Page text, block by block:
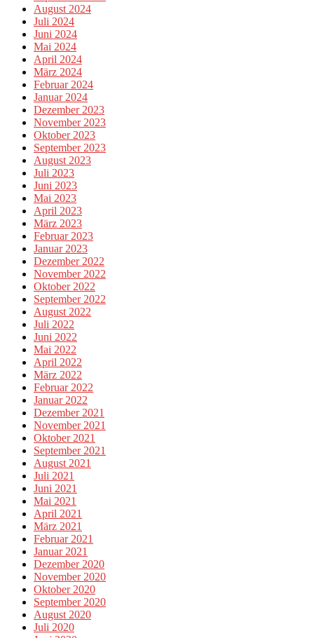
August 2024
Juli 2024
Juni 2024
Mai 2024
April 2024
März 2024
Februar 2024
Januar 2024
Dezember 2023
November 2023
Oktober 2023
September 2023
August 2023
Juli 2023
Juni 2023
Mai 2023
April 2023
März 2023
Februar 2023
Januar 2023
Dezember 2022
November 2022
Oktober 2022
September 2022
August 2022
Juli 2022
Juni 2022
Mai 2022
April 2022
März 2022
Februar 2022
Januar 2022
Dezember 2021
November 2021
Oktober 2021
September 2021
August 2021
Juli 2021
Juni 2021
Mai 2021
April 2021
März 2021
Februar 2021
Januar 2021
Dezember 2020
November 2020
Oktober 2020
September 2020
August 2020
Juli 2020